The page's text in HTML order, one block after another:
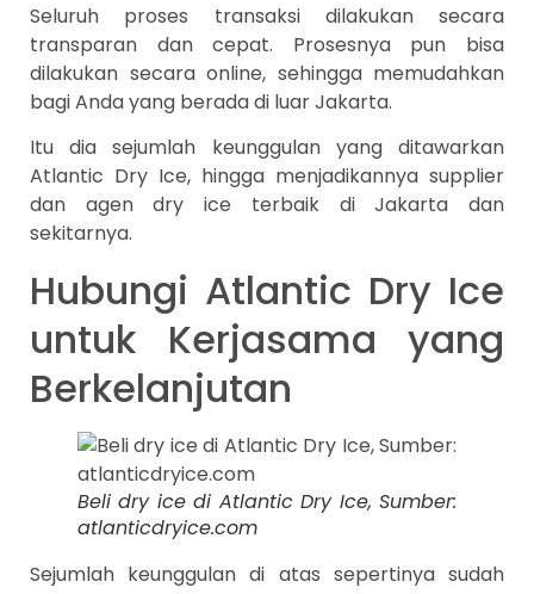
Seluruh proses transaksi dilakukan secara
transparan dan cepat. Prosesnya pun bisa
dilakukan secara online, sehingga memudahkan
bagi Anda yang berada di luar Jakarta.
Itu dia sejumlah keunggulan yang ditawarkan
Atlantic Dry Ice, hingga menjadikannya supplier
dan agen dry ice terbaik di Jakarta dan
sekitarnya.
Hubungi Atlantic Dry Ice
untuk Kerjasama yang
Berkelanjutan
Beli dry ice di Atlantic Dry Ice, Sumber:
atlanticdryice.com
Sejumlah keunggulan di atas sepertinya sudah